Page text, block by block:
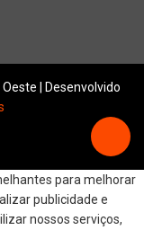
| Desenvolvido
para melhorar
publicidade e
nossos serviços,